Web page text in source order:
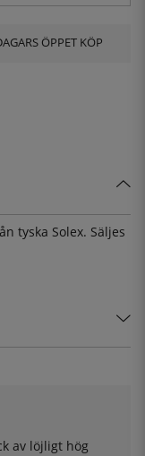
ÖPPET KÖP
tyska Solex. Säljes
av löjligt hög